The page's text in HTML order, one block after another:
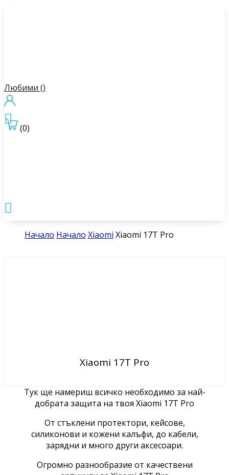
Любими ()
(0)


Начало Начало Xiaomi Xiaomi 17T Pro
Xiaomi 17T Pro
Тук ще намериш всичко необходимо за най-
добрата защита на твоя Xiaomi 17T Pro
От стъклени протектори, кейсове,
силиконови и кожени калъфи, до кабели,
зарядни и много други аксесоари.
Огромно разнообразие от качествени